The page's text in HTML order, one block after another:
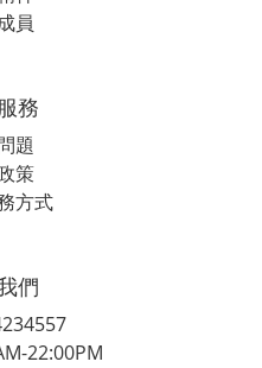
員
務
題
策
方式
們
22:00PM